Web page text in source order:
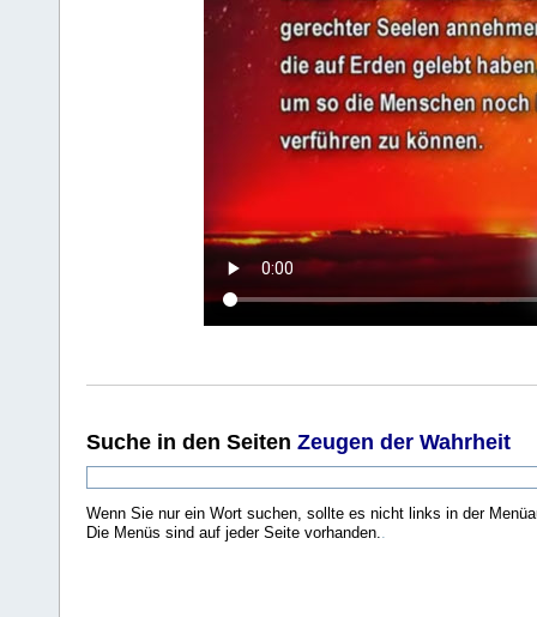
Suche in den Seiten Zeugen der Wahrheit
Wenn Sie nur ein Wort suchen, sollte es nicht links in der
Die Menüs sind auf jeder Seite vorhanden..